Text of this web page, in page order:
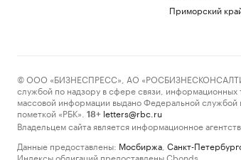
Приморский
© ООО «БИЗНЕСПРЕСС», АО
службой по надзору в сфере связи,
массовой информации выдано Федеральной
пометкой «РБК».
18+ letters@rbc.ru
Владельцем сайта является информационное
Данные предоставлены: Мосбиржа Санкт-
Индексы облигаций предоставлены Cbonds.